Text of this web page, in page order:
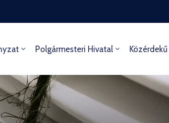
Polgármesteri Hivatal Közérdekű